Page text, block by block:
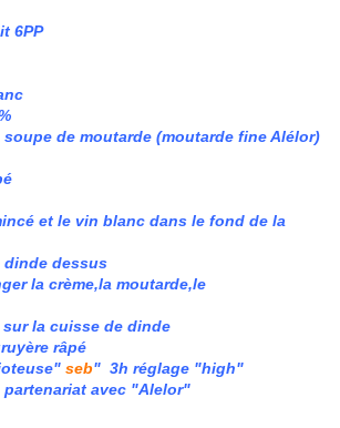
6PP
de moutarde (moutarde fine Alélor)
et le vin blanc dans le fond de la
dinde dessus
la crème,la moutarde,le
sur la cuisse de dinde
râpé
seb" 3h réglage "high"
partenariat avec "Alelor"